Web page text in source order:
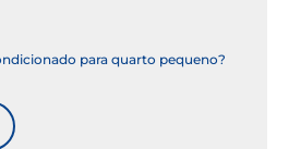
para quarto pequeno?